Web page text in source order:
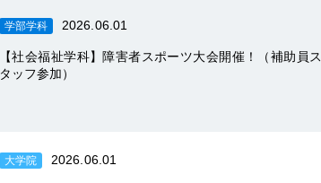
学部学科 2026.06.01
【社会福祉学科】障害者スポーツ大会開催！（補助員ス
タッフ参加）
大学院 2026.06.01